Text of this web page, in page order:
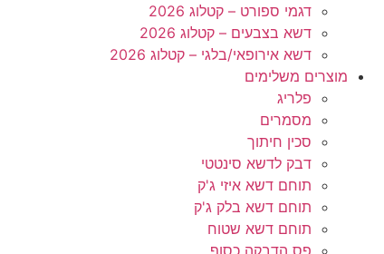
דגמי ספורט – קטלוג 2026
דשא בצבעים – קטלוג 2026
דשא אירופאי/בלגי – קטלוג 2026
מוצרים משלימים
פלריג
מסמרים
סכין חיתוך
דבק לדשא סינטטי
תוחם דשא איזי ג'ק
תוחם דשא בלק ג'ק
תוחם דשא שטוח
פס הדבקה כסוף